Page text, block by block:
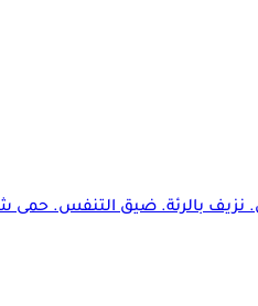
. نزيف بالرئة. ضيق التنفس. حمى